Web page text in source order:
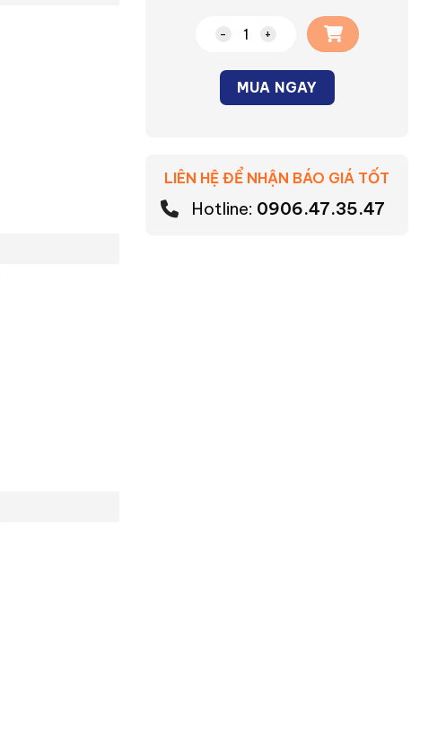
Công tắc thông minh BLE số lượng
MUA NGAY
LIÊN HỆ ĐỂ NHẬN BÁO GIÁ TỐT
Hotline: 0906.47.35.47